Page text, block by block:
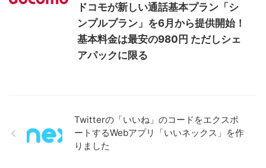
ドコモが新しい通話基本プラン「シ
ンプルプラン」を6月から提供開始！
基本料金は最安の980円 ただしシェ
アパックに限る
Twitterの「いいね」のコードをエクスポ
ートするWebアプリ「いいネックス」を作
りました